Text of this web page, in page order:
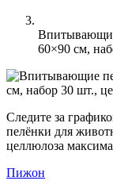
60×90 см,
Следите за
пелёнки для
целлюлоза
Пижон